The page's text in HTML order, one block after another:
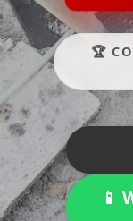
🏆
📱